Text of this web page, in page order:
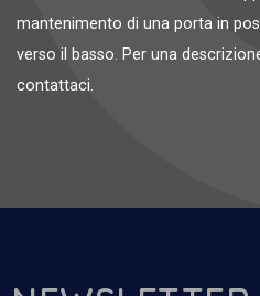
mantenimento di una porta in
verso il basso. Per una
contattaci.